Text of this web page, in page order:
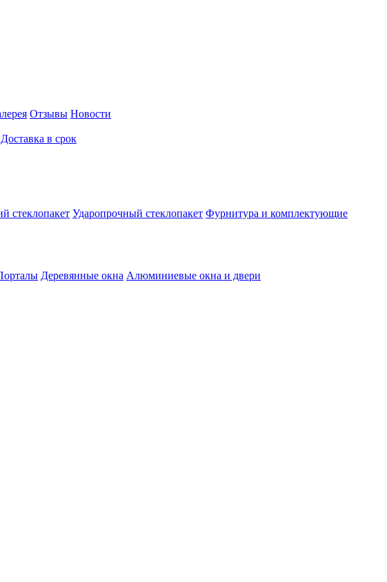
Отзывы Новости
Доставка в срок
стеклопакет Ударопрочный стеклопакет Фурнитура и комплектующие
Деревянные окна Алюминиевые окна и двери